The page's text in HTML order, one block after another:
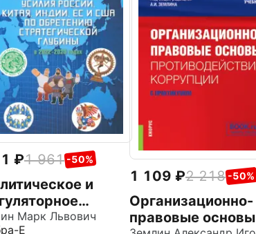
1 961 -50%
и
Марк Львович
Е
1 109 2 218 -50%
Организационно-
правовые основы